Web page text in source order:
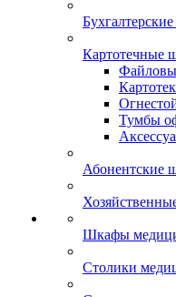
Картотечные
Тумбы
Абонентские
Шкафы
Столики